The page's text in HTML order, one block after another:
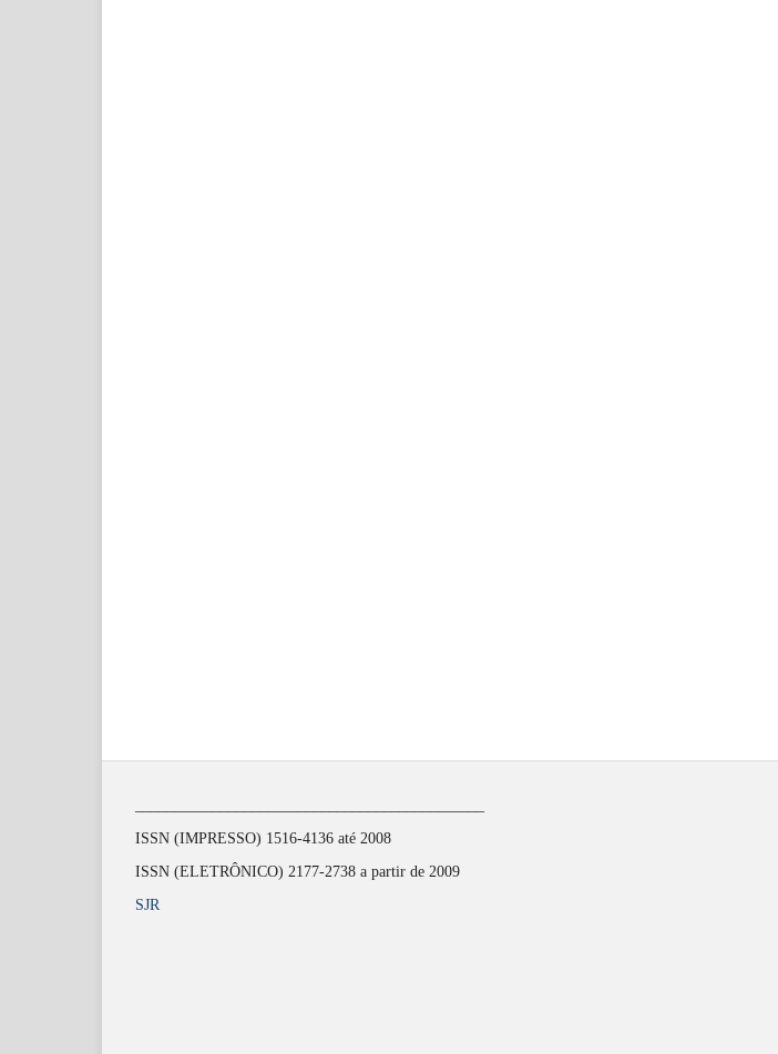
ISSN (IMPRESSO) 1516-4136 até 2008
ISSN (ELETRÔNICO) 2177-2738 a partir de 2009
SJR